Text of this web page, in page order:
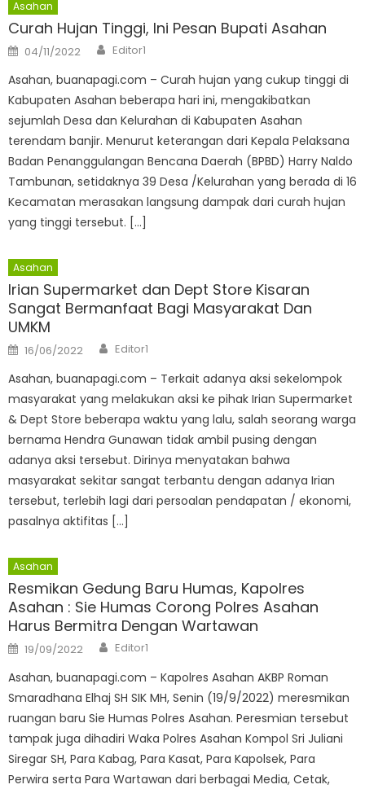
Asahan
Curah Hujan Tinggi, Ini Pesan Bupati Asahan
Posted
on
04/11/2022 Author
Editor1
Asahan, buanapagi.com – Curah hujan yang cukup tinggi di
Kabupaten Asahan beberapa hari ini, mengakibatkan
sejumlah Desa dan Kelurahan di Kabupaten Asahan
terendam banjir. Menurut keterangan dari Kepala Pelaksana
Badan Penanggulangan Bencana Daerah (BPBD) Harry Naldo
Tambunan, setidaknya 39 Desa /Kelurahan yang berada di 16
Kecamatan merasakan langsung dampak dari curah hujan
yang tinggi tersebut. […]
Asahan
Irian Supermarket dan Dept Store Kisaran
Sangat Bermanfaat Bagi Masyarakat Dan
UMKM
Posted
on
16/06/2022 Author
Editor1
Asahan, buanapagi.com – Terkait adanya aksi sekelompok
masyarakat yang melakukan aksi ke pihak Irian Supermarket
& Dept Store beberapa waktu yang lalu, salah seorang warga
bernama Hendra Gunawan tidak ambil pusing dengan
adanya aksi tersebut. Dirinya menyatakan bahwa
masyarakat sekitar sangat terbantu dengan adanya Irian
tersebut, terlebih lagi dari persoalan pendapatan / ekonomi,
pasalnya aktifitas […]
Asahan
Resmikan Gedung Baru Humas, Kapolres
Asahan : Sie Humas Corong Polres Asahan
Harus Bermitra Dengan Wartawan
Posted
on
19/09/2022 Author
Editor1
Asahan, buanapagi.com – Kapolres Asahan AKBP Roman
Smaradhana Elhaj SH SIK MH, Senin (19/9/2022) meresmikan
ruangan baru Sie Humas Polres Asahan. Peresmian tersebut
tampak juga dihadiri Waka Polres Asahan Kompol Sri Juliani
Siregar SH, Para Kabag, Para Kasat, Para Kapolsek, Para
Perwira serta Para Wartawan dari berbagai Media, Cetak,